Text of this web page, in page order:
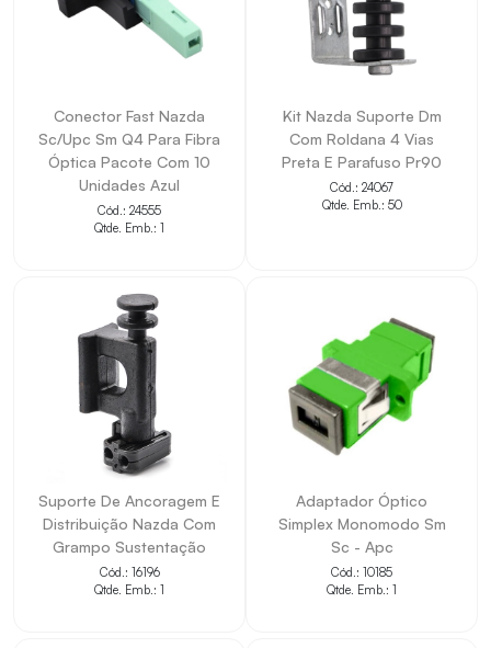
Conector Fast Nazda
Sc/Upc Sm Q4 Para Fibra
Óptica Pacote Com 10
Unidades Azul
Cód.: 24555
Qtde. Emb.: 1
Kit Nazda Suporte Dm
Com Roldana 4 Vias
Preta E Parafuso Pr90
Cód.: 24067
Qtde. Emb.: 50
Suporte De Ancoragem E
Distribuição Nazda Com
Grampo Sustentação
Cód.: 16196
Qtde. Emb.: 1
Adaptador Óptico
Simplex Monomodo Sm
Sc - Apc
Cód.: 10185
Qtde. Emb.: 1